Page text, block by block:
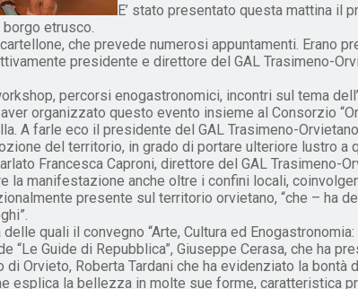
E’ stato presentato questa mattina il
etrusco.
che prevede numerosi appuntamenti. Erano
presidente e direttore del GAL Trasimeno-
percorsi enogastronomici, incontri sul tema
organizzato questo evento insieme al Consorzio
A farle eco il presidente del GAL Trasimeno-
del territorio, in grado di portare ulteriore lustro a
Francesca Caproni, direttore del GAL Trasimeno-
manifestazione anche oltre i confini locali,
presente sul territorio orvietano, “che – ha
quali il convegno “Arte, Cultura ed
Guide di Repubblica”, Giuseppe Cerasa, che ha
Orvieto, Roberta Tardani che ha evidenziato la
esplica la bellezza in molte sue forme, caratteristica